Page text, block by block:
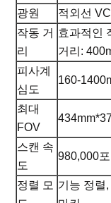
광원
적외선
작동 거
리
효과적인
거리:
피사계
심도
160-
최대
FOV
스캔 속
도
980,000
정렬 모 기능 정렬